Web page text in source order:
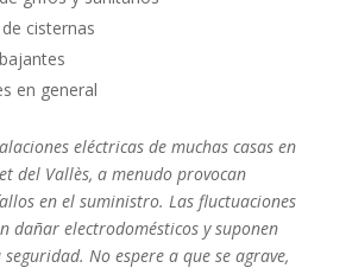
cisternas
en general
eléctricas de muchas casas en
del Vallès, a menudo provocan
en el suministro. Las fluctuaciones
dañar electrodomésticos y suponen
No espere a que se agrave,